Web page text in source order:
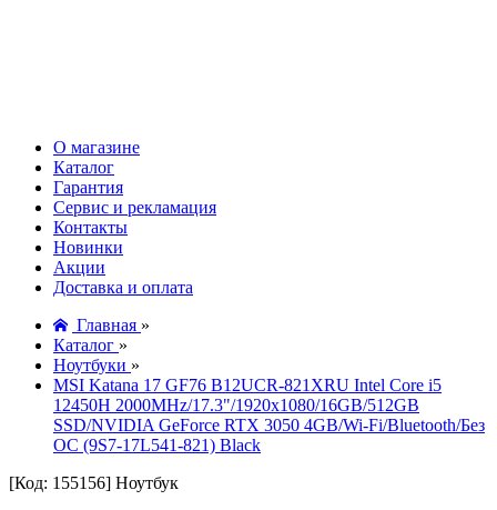
О магазине
Каталог
Гарантия
Сервис и рекламация
Контакты
Новинки
Акции
Доставка и оплата
Главная »
Каталог »
Ноутбуки »
MSI Katana 17 GF76 B12UCR-821XRU Intel Core i5
12450H 2000MHz/17.3"/1920x1080/16GB/512GB
SSD/NVIDIA GeForce RTX 3050 4GB/Wi-Fi/Bluetooth/Без
ОС (9S7-17L541-821) Black
[Код: 155156] Ноутбук